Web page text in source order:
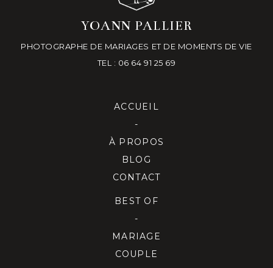
YOANN PALLIER
PHOTOGRAPHE DE MARIAGES ET DE MOMENTS DE VIE
TEL : 06 64 91 25 69
ACCUEIL
-
À PROPOS
BLOG
CONTACT
BEST OF
-
MARIAGE
COUPLE